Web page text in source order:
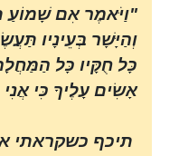
"וַיֹּאמֶר אִם שָׁמוֹעַ
וְהַיָּשָׁר בְּעֵינָיו
כָּל חֻקָּיו כָּל
אָשִׂים עָלֶיךָ כִּי
תיכף כשקראתי